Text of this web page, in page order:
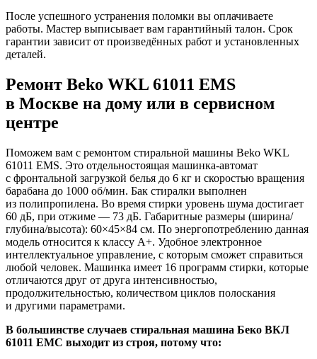
После успешного устранения поломки вы оплачиваете
работы. Мастер выписывает вам гарантийный талон. Срок
гарантии зависит от произведённых работ и установленных
деталей.
Ремонт Beko WKL 61011 EMS
в Москве на дому или в сервисном
центре
Поможем вам с ремонтом стиральной машины Beko WKL
61011 EMS. Это отдельностоящая машинка-автомат
с фронтальной загрузкой белья до 6 кг и скоростью вращения
барабана до 1000 об/мин. Бак стиралки выполнен
из полипропилена. Во время стирки уровень шума достигает
60 дБ, при отжиме — 73 дБ. Габаритные размеры (ширина/
глубина/высота): 60×45×84 см. По энергопотреблению данная
модель относится к классу A+. Удобное электронное
интеллектуальное управление, с которым сможет справиться
любой человек. Машинка имеет 16 программ стирки, которые
отличаются друг от друга интенсивностью,
продолжительностью, количеством циклов полоскания
и другими параметрами.
В большинстве случаев стиральная машина Беко ВКЛ
61011 ЕМС выходит из строя, потому что: